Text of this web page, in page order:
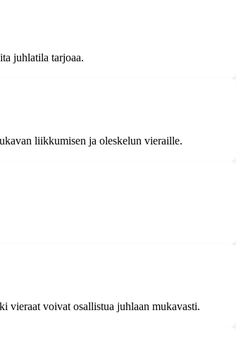
juhlatila tarjoaa.
liikkumisen ja oleskelun vieraille.
vieraat voivat osallistua juhlaan mukavasti.